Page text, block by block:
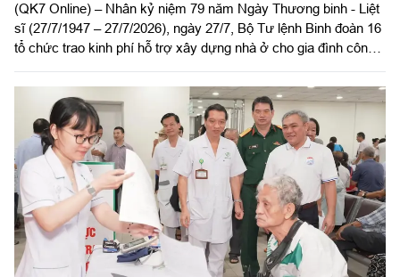
(QK7 Online) – Nhân kỷ niệm 79 năm Ngày Thương binh - Liệt
sĩ (27/7/1947 – 27/7/2026), ngày 27/7, Bộ Tư lệnh Binh đoàn 16
tổ chức trao kinh phí hỗ trợ xây dựng nhà ở cho gia đình công
sĩ có hoàn cảnh khó khăn về nhà ở. Dự buổi lễ có Đại tá Lại
Văn Tuấn, Chủ nhiệm Chính trị Binh đoàn 16; đại diện các cơ
quan, đơn vị của Binh đoàn và lãnh đạo, chỉ huy Đoàn Kinh tế -
Quốc phòng 726.